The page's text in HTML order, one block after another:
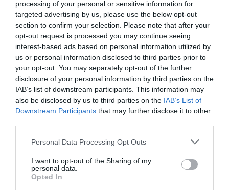
processing of your personal or sensitive information for
targeted advertising by us, please use the below opt-out
section to confirm your selection. Please note that after your
opt-out request is processed you may continue seeing
interest-based ads based on personal information utilized by
us or personal information disclosed to third parties prior to
your opt-out. You may separately opt-out of the further
disclosure of your personal information by third parties on the
IAB’s list of downstream participants. This information may
also be disclosed by us to third parties on the IAB’s List of
Downstream Participants that may further disclose it to other
Please note that this website/app uses one or more Google
not limited to your visit or usage behaviour. You may click to
grant or deny consent to Google and its third-party tags to
use your data for below specified purposes in below Google
Personal Data Processing Opt Outs
I want to opt-out of the Sharing of my
personal data.
Opted In